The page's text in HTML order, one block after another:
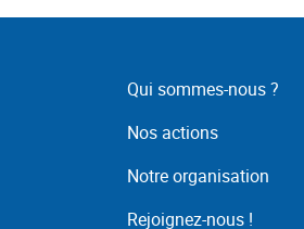
Qui sommes-nous ?
Nos actions
Notre organisation
Rejoignez-nous !